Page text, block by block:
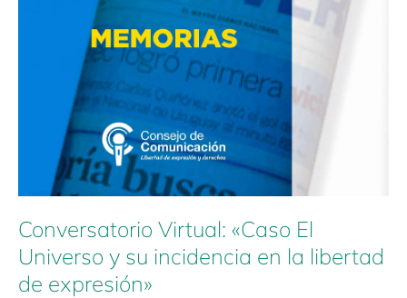
Conversatorio Virtual: «Caso El
Universo y su incidencia en la libertad
de expresión»